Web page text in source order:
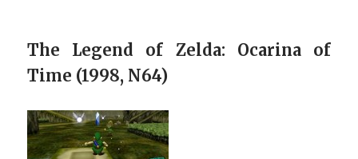
The Legend of Zelda: Ocarina of
Time (1998, N64)